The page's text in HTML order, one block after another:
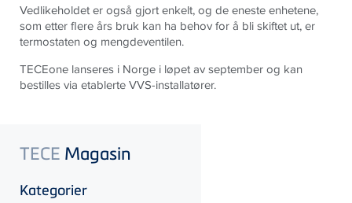
Vedlikeholdet er også gjort enkelt, og de eneste enhetene,
som etter flere års bruk kan ha behov for å bli skiftet ut, er
termostaten og mengdeventilen.
TECEone lanseres i Norge i løpet av september og kan
bestilles via etablerte VVS-installatører.
TECE Magasin
Kategorier